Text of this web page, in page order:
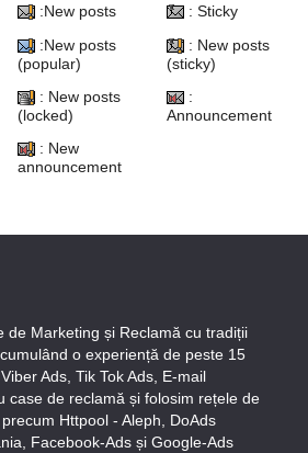
:New posts
: Sticky
:New posts
(popular)
: New posts
(sticky)
: New posts
(locked)
:
Announcement
: New
announcement
de Marketing și Reclamă cu tradiții
o experiență de peste 15
Ads, Tik Tok Ads, E-mail
case de reclamă și folosim rețele de
Httpool - Aleph, DoAds
Facebook-Ads și Google-Ads